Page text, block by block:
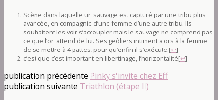
Scène dans laquelle un sauvage est capturé par une tribu plus
avancée, en compagnie d’une femme d’une autre tribu. Ils
souhaitent les voir s’accoupler mais le sauvage ne comprend pas
ce que l’on attend de lui. Ses geôliers intiment alors à la femme
de se mettre à 4 pattes, pour qu’enfin il s’exécute.[↩]
c’est que c’est important en libertinage, l’horizontalité[↩]
publication précédente Pinky s'invite chez Eff
publication suivante Triathlon (étape II)